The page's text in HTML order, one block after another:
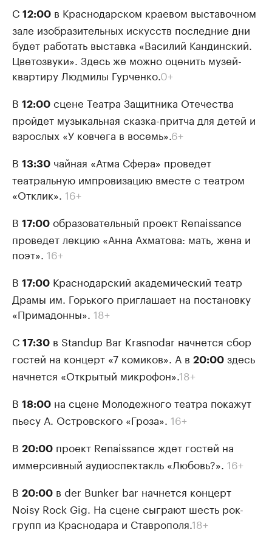
С 12:00 в Краснодарском краевом выставочном
зале изобразительных искусств последние дни
будет работать выставка «Василий Кандинский.
Цветозвуки». Здесь же можно оценить музей-
квартиру Людмилы Гурченко.0+
В 12:00 сцене Театра Защитника Отечества
пройдет музыкальная сказка-притча для детей и
взрослых «У ковчега в восемь».6+
В 13:30 чайная «Атма Сфера» проведет
театральную импровизацию вместе с театром
«Отклик». 16+
В 17:00 образовательный проект Renaissance
проведет лекцию «Анна Ахматова: мать, жена и
поэт». 16+
В 17:00 Краснодарский академический театр
Драмы им. Горького приглашает на постановку
«Примадонны». 18+
С 17:30 в Standup Bar Krasnodar начнется сбор
гостей на концерт «7 комиков». А в 20:00 здесь
начнется «Открытый микрофон».18+
В 18:00 на сцене Молодежного театра покажут
пьесу А. Островского «Гроза». 16+
В 20:00 проект Renaissance ждет гостей на
иммерсивный аудиоспектакль «Любовь?». 16+
В 20:00 в der Bunker bar начнется концерт
Noisy Rock Gig. На сцене сыграют шесть рок-
групп из Краснодара и Ставрополя.18+